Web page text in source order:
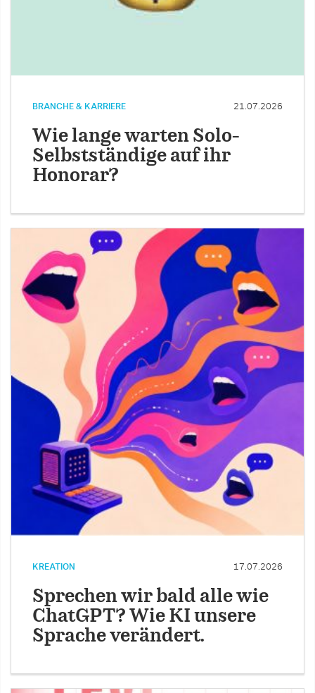
BRANCHE & KARRIERE 21.07.2026
Wie lange warten Solo-
Selbstständige auf ihr
Honorar?
KREATION 17.07.2026
Sprechen wir bald alle wie
ChatGPT? Wie KI unsere
Sprache verändert.